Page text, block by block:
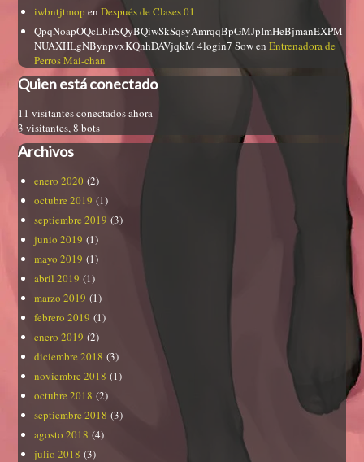
iwbntjtmop enDespués de Clases 01
QpqNoapOQcLbIrSQyBQiwSkSqsyAmrqqBpGMJpImHeBjmanEXPM
NUAXHLgNBynpvxKQnhDAVjqkM 4login7 SowenEntrenadora de
Perros Mai-chan
Quien está conectado
11 visitantes conectados ahora
3 visitantes,8 bots
Archivos
enero 2020 (2)
octubre 2019 (1)
septiembre 2019 (3)
junio 2019 (1)
mayo 2019 (1)
abril 2019 (1)
marzo 2019 (1)
febrero 2019 (1)
enero 2019 (2)
diciembre 2018 (3)
noviembre 2018 (1)
octubre 2018 (2)
septiembre 2018 (3)
agosto 2018 (4)
julio 2018 (3)